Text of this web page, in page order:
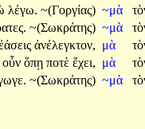
λέγω. ~(Γοργίας) ~μὰ
~(Σωκράτης) ~μὰ
ἀνέλεγκτον, μὰ
οὖν ὅπῃ ποτὲ ἔχει, μὰ
~(Σωκράτης) ~μὰ